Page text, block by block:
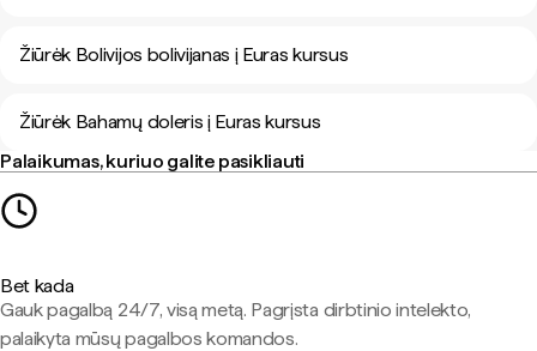
Žiūrėk Bolivijos bolivijanas į Euras kursus
Žiūrėk Bahamų doleris į Euras kursus
Palaikumas, kuriuo galite pasikliauti
Bet kada
Gauk pagalbą 24/7, visą metą. Pagrįsta dirbtinio intelekto,
palaikyta mūsų pagalbos komandos.